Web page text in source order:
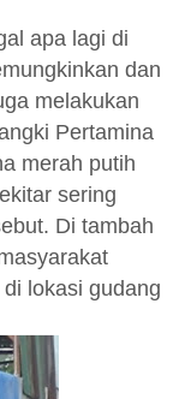
apa lagi di
dan
melakukan
Pertamina
merah putih
sering
Di tambah
lokasi gudang